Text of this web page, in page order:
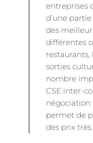
entreprises
d’une
des
différentes
restaurants,
sorties
nombre
CSE inter-
négociation
permet de
des prix